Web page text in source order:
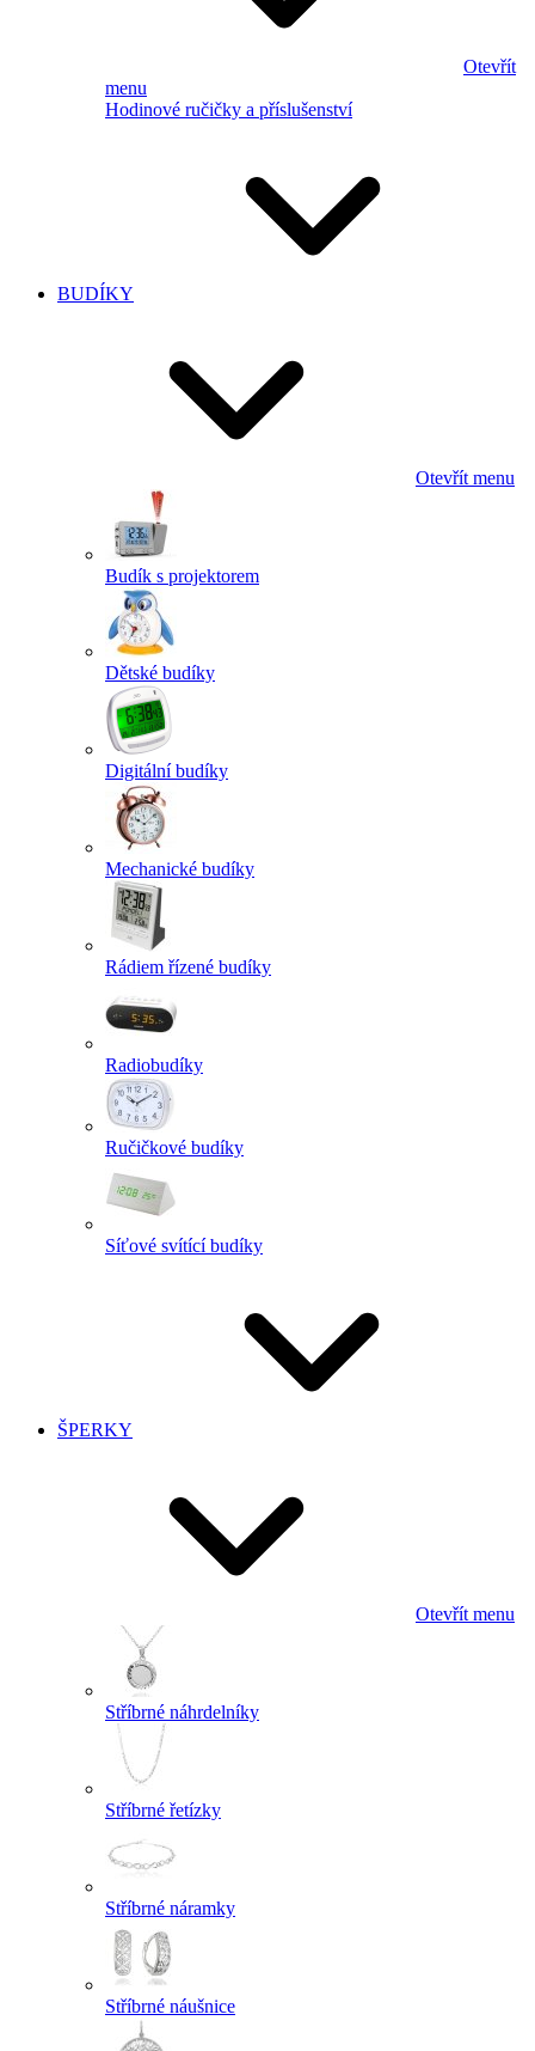
Otevřít
menu
Hodinové ručičky a příslušenství
BUDÍKY
Otevřít menu
Budík s projektorem
Dětské budíky
Digitální budíky
Mechanické budíky
Rádiem řízené budíky
Radiobudíky
Ručičkové budíky
Síťové svítící budíky
ŠPERKY
Otevřít menu
Stříbrné náhrdelníky
Stříbrné řetízky
Stříbrné náramky
Stříbrné náušnice